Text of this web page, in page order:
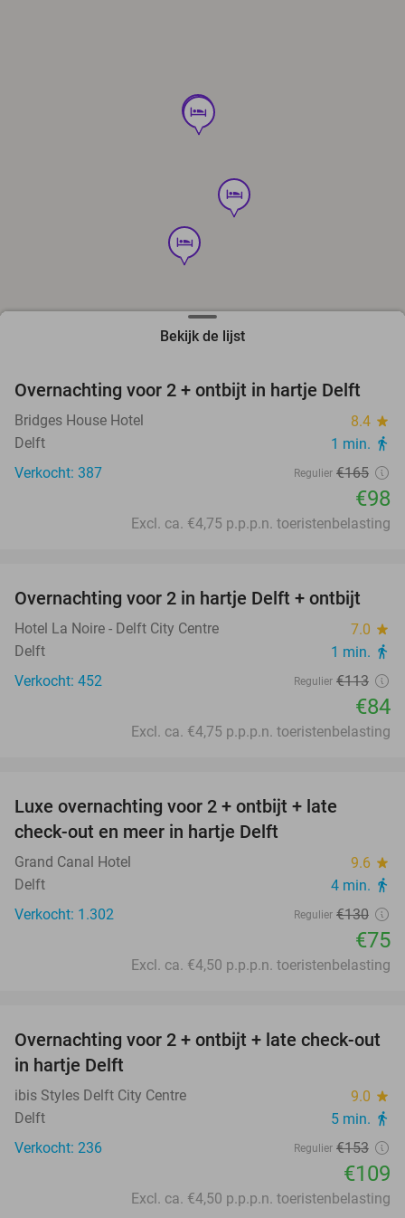
hotel
hotel
hotel
hotel
Bekijk de lijst
41%
Overnachting voor 2 + ontbijt in hartje Delft
Bridges House Hotel 8.4 star
Delft 1 min. directions_walk
Verkocht: 387 Regulier €165
€98
Excl. ca. €4,75 p.p.p.n. toeristenbelasting
26%
Overnachting voor 2 in hartje Delft + ontbijt
Hotel La Noire - Delft City Centre 7.0 star
Delft 1 min. directions_walk
Verkocht: 452 Regulier €113
€84
Excl. ca. €4,75 p.p.p.n. toeristenbelasting
Luxe overnachting voor 2 + ontbijt + late
check-out en meer in hartje Delft
Grand Canal Hotel 9.6 star
Delft 4 min. directions_walk
Verkocht: 1.302 Regulier €130
€75
Excl. ca. €4,50 p.p.p.n. toeristenbelasting
29%
Overnachting voor 2 + ontbijt + late check-out
in hartje Delft
ibis Styles Delft City Centre 9.0 star
Delft 5 min. directions_walk
Verkocht: 236 Regulier €153
€109
Excl. ca. €4,50 p.p.p.n. toeristenbelasting